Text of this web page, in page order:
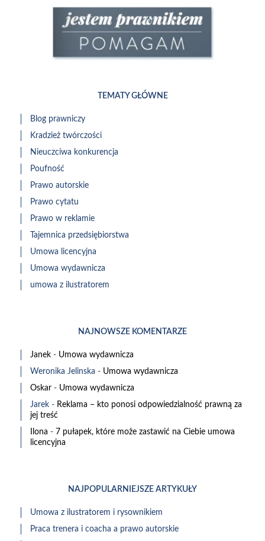
TEMATY GŁÓWNE
Blog prawniczy
Kradzież twórczości
Nieuczciwa konkurencja
Poufność
Prawo autorskie
Prawo cytatu
Prawo w reklamie
Tajemnica przedsiębiorstwa
Umowa licencyjna
Umowa wydawnicza
umowa z ilustratorem
NAJNOWSZE KOMENTARZE
Janek - Umowa wydawnicza
Weronika Jelinska - Umowa wydawnicza
Oskar - Umowa wydawnicza
Jarek - Reklama – kto ponosi odpowiedzialność prawną za
jej treść
Ilona - 7 pułapek, które może zastawić na Ciebie umowa
licencyjna
NAJPOPULARNIEJSZE ARTYKUŁY
Umowa z ilustratorem i rysownikiem
Praca trenera i coacha a prawo autorskie